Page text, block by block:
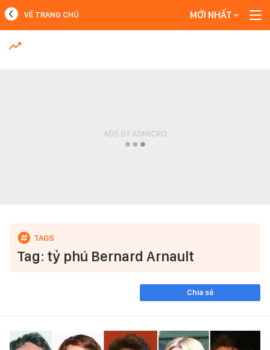
MỚI NHẤT
VỀ TRANG CHỦ MỚI NHẤT
Tag: tỷ phú Bernard Arnault
Chia sẻ